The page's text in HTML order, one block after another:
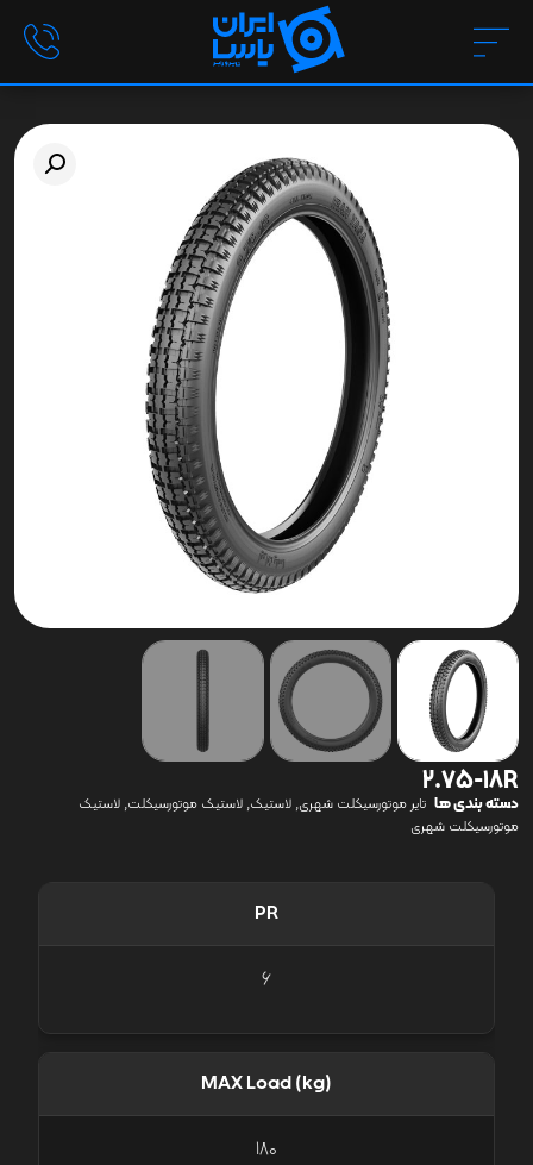
2.75-18R
دسته بندی ها تایر موتورسیکلت شهری, لاستیک, لاستیک موتورسیکلت, لاستیک
موتورسیکلت شهری
PR
6
MAX Load (kg)
180